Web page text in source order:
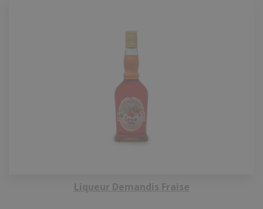
Liqueur Demandis Fraise